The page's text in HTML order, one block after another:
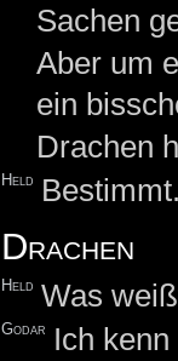
Sachen
Aber um
ein
Drachen
Held Bestimmt.
Drachen
Held Was
Godar
Ich